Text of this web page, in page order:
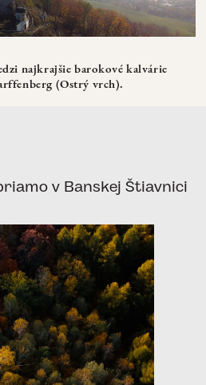
najkrajšie barokové kalvárie
(Ostrý vrch).
v Banskej Štiavnici